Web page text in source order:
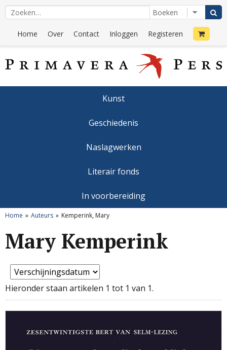
Home Over Contact Inloggen Registeren
Kunst
Geschiedenis
Naslagwerken
Literair fonds
In voorbereiding
Home Auteurs Kemperink, Mary
Mary Kemperink
Hieronder staan artikelen 1 tot 1 van 1.